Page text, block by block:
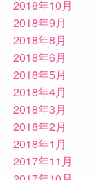
2018年10月
2018年9月
2018年8月
2018年6月
2018年5月
2018年4月
2018年3月
2018年2月
2018年1月
2017年11月